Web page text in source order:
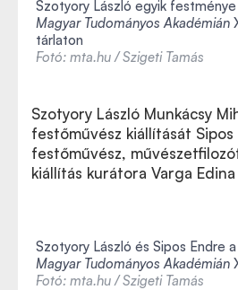
Szotyory László egyik festménye
Magyar Tudományos Akadémián
tárlaton
Fotó: mta.hu / Szigeti Tamás
Szotyory László Munkácsy
festőművész kiállítását Sipos
festőművész,
kiállítás kurátora Varga
Szotyory László és Sipos Endre a
Magyar Tudományos Akadémián
Fotó: mta.hu / Szigeti Tamás